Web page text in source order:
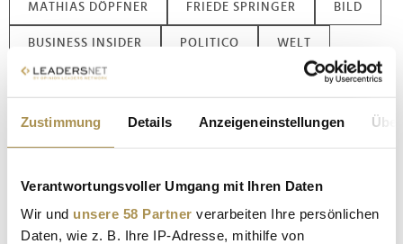
Zustimmung Details Anzeigeneinstellungen
Verantwortungsvoller Umgang mit Ihren Daten
Wir und unsere 58 Partner verarbeiten Ihre persönlichen
Daten, wie z. B. Ihre IP-Adresse, mithilfe von
MATHIAS DÖPFNER FRIEDE SPRINGER BILD
BUSINESS INSIDER POLITICO WELT
IDEALO STEPSTONE
AVIV FINANZEN.NET AWIN
AS CLASSIFIEDS KKR CPP INVESTMENT
KOOPERATION JOURNALISMUS
PERSONALIEN